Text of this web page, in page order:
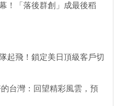
！「落後群創」成最後稻
起飛！鎖定美日頂級客戶切
台灣：回望精彩風雲，預